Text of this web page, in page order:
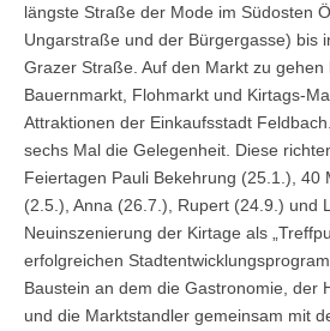
längste Straße der Mode im Südosten
Ungarstraße und der Bürgergasse) bis
Grazer Straße. Auf den Markt zu gehen
Bauernmarkt, Flohmarkt und Kirtags-
Attraktionen der Einkaufsstadt
sechs Mal die Gelegenheit. Diese
Feiertagen Pauli Bekehrung (25.1.), 40
(2.5.), Anna (26.7.), Rupert (24.9.) und
Neuinszenierung der Kirtage als
erfolgreichen
Baustein an dem die Gastronomie, der
und die Marktstandler gemeinsam mit